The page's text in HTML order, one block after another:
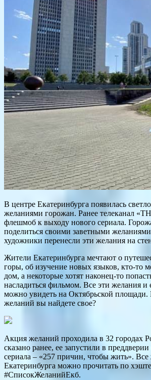
В центре Екатеринбурга появилась
желаниями горожан. Ранее телеканал
флешмоб к выходу нового сериала.
поделиться своими заветными желаниями
художники перенесли эти желания на
Жители Екатеринбурга мечтают о
горы, об изучение новых языков, кто-то
дом, а некоторые хотят наконец-то
насладиться фильмом. Все эти желания и
можно увидеть на Октябрьской
желаний вы найдете свое?
Акция желаний проходила в 32 городах
сказано ранее, ее запустили в
сериала – «257 причин, чтобы жить».
Екатеринбурга можно прочитать по
#СписокЖеланийЕкб.